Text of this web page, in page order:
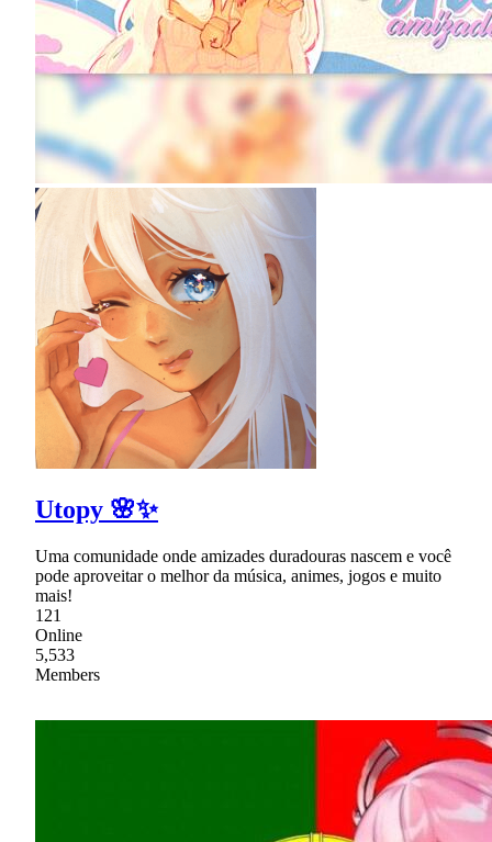
Utopy 🌸✨
Uma comunidade onde amizades duradouras nascem e você
pode aproveitar o melhor da música, animes, jogos e muito
mais!
121
Online
5,533
Members